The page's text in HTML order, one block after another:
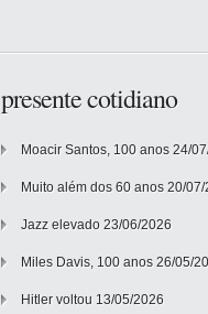
presente cotidiano
Moacir Santos, 100 anos 24/
Muito além dos 60 anos 20/07/
Jazz elevado 23/06/2026
Miles Davis, 100 anos 26/05/
Hitler voltou 13/05/2026